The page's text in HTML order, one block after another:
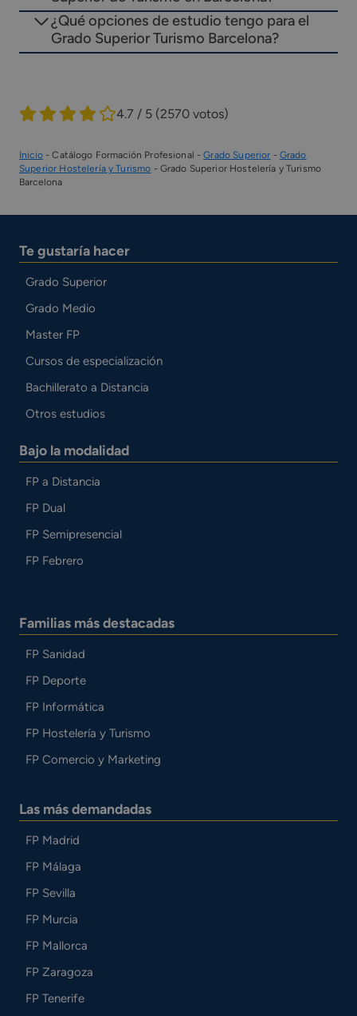
¿Qué opciones de estudio tengo para el
Grado Superior Turismo Barcelona?
4.7 / 5 (2570 votos)
Inicio-Catálogo Formación Profesional -Grado Superior - Grado
Superior Hostelería y Turismo - Grado Superior Hostelería y Turismo
Barcelona
Te gustaría hacer
Grado Superior
Grado Medio
Master FP
Cursos de especialización
Bachillerato a Distancia
Otros estudios
Bajo la modalidad
FP a Distancia
FP Dual
FP Semipresencial
FP Febrero
Familias más destacadas
FP Sanidad
FP Deporte
FP Informática
FP Hostelería y Turismo
FP Comercio y Marketing
Las más demandadas
FP Madrid
FP Málaga
FP Sevilla
FP Murcia
FP Mallorca
FP Zaragoza
FP Tenerife